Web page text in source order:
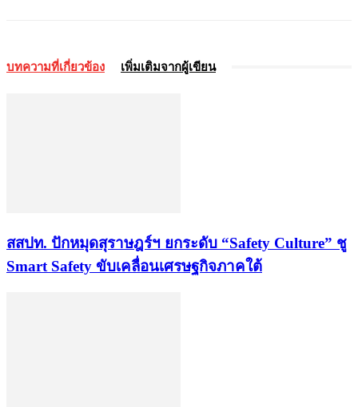
บทความที่เกี่ยวข้อง เพิ่มเติมจากผู้เขียน
สสปท. ปักหมุดสุราษฎร์ฯ ยกระดับ “Safety Culture” ชู
Smart Safety ขับเคลื่อนเศรษฐกิจภาคใต้